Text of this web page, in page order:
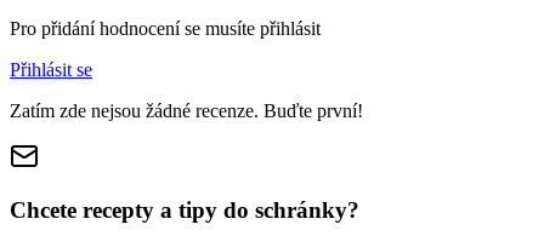
Pro přidání hodnocení se musíte přihlásit
Přihlásit se
Zatím zde nejsou žádné recenze. Buďte první!
Chcete recepty a tipy do schránky?